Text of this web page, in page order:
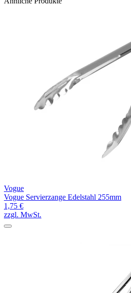
Vogue
Vogue Servierzange Edelstahl 255mm
1,75 €
zzgl. MwSt.